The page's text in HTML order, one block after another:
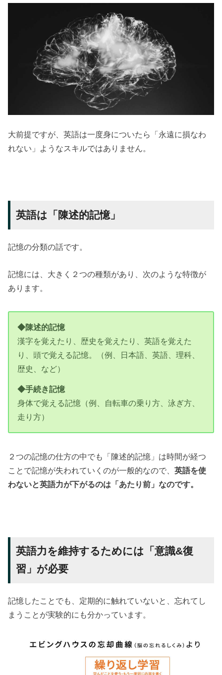
大前提ですが、英語は一度身についたら「永遠に損なわ
れない」ようなスキルではありません。
英語は「陳述的記憶」
記憶の分類の話です。
記憶には、大きく２つの種類があり、次のような特徴が
あります。
◆陳述的記憶
漢字を覚えたり、歴史を覚えたり、英語を覚えた
り、頭で覚える記憶。（例、日本語、英語、理科、
歴史、など）
◆手続き記憶
身体で覚える記憶（例、自転車の乗り方、泳ぎ方、
走り方）
２つの記憶の仕方の中でも「陳述的記憶」は時間が経つ
ことで記憶が失われていくのが一般的なので、英語を使
わないと英語力が下がるのは「あたり前」なのです。
英語力を維持するためには「意識&復
習」が必要
記憶したことでも、定期的に触れていないと、忘れてし
まうことが実験的にも分かっています。